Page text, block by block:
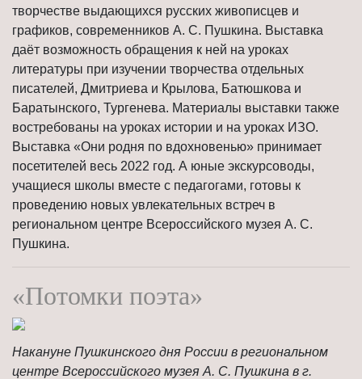
творчестве выдающихся русских живописцев и
графиков, современников А. С. Пушкина. Выставка
даёт возможность обращения к ней на уроках
литературы при изучении творчества отдельных
писателей, Дмитриева и Крылова, Батюшкова и
Баратынского, Тургенева. Материалы выставки также
востребованы на уроках истории и на уроках ИЗО.
Выставка «Они родня по вдохновенью» принимает
посетителей весь 2022 год. А юные экскурсоводы,
учащиеся школы вместе с педагогами, готовы к
проведению новых увлекательных встреч в
региональном центре Всероссийского музея А. С.
Пушкина.
«Потомки поэта»
Накануне Пушкинского дня России в региональном
центре Всероссийского музея А. С. Пушкина в г.